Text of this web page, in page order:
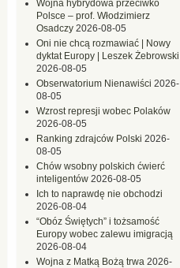
Wojna hybrydowa przeciwko
Polsce – prof. Włodzimierz
Osadczy 2026-08-05
Oni nie chcą rozmawiać | Nowy
dyktat Europy | Leszek Żebrowski
2026-08-05
Obserwatorium Nienawiści 2026-
08-05
Wzrost represji wobec Polaków
2026-08-05
Ranking zdrajców Polski 2026-
08-05
Chów wsobny polskich ćwierć
inteligentów 2026-08-05
Ich to naprawdę nie obchodzi
2026-08-04
“Obóz Świętych” i tożsamość
Europy wobec zalewu imigracją
2026-08-04
Wojna z Matką Bożą trwa 2026-